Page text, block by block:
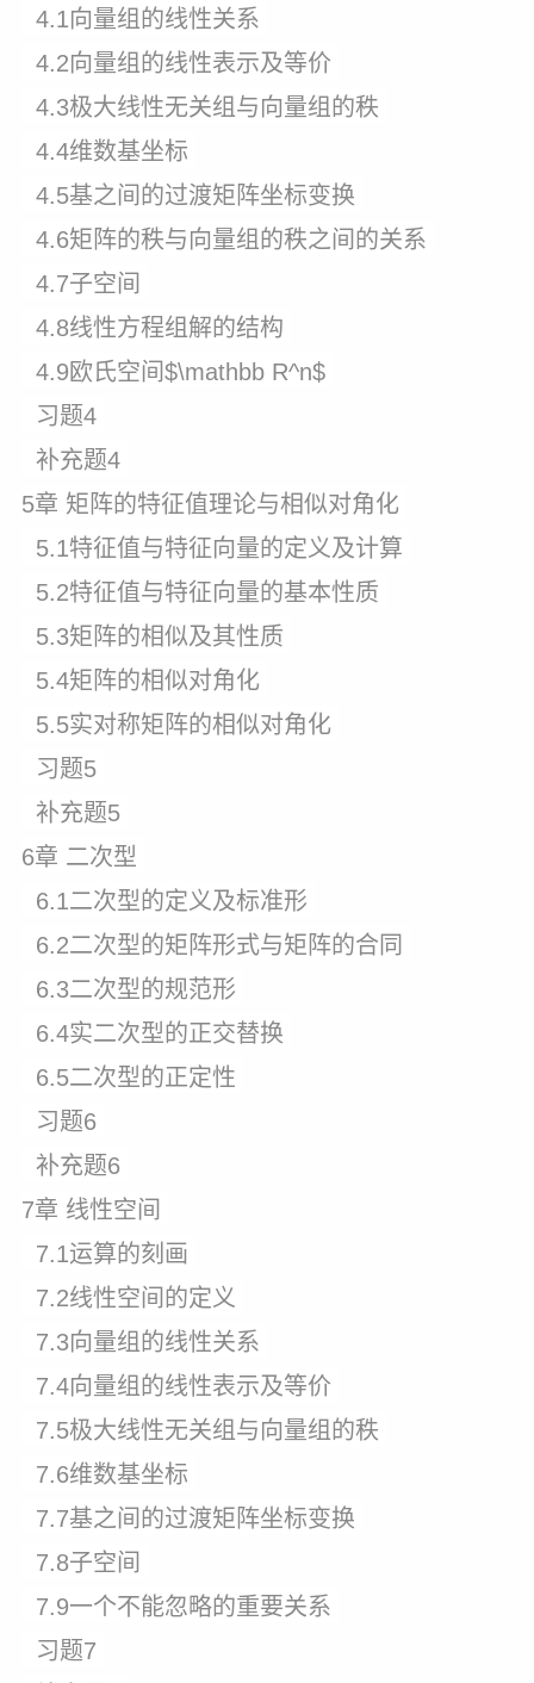
4.1向量组的线性关系
4.2向量组的线性表示及等价
4.3极大线性无关组与向量组的秩
4.4维数基坐标
4.5基之间的过渡矩阵坐标变换
4.6矩阵的秩与向量组的秩之间的关系
4.7子空间
4.8线性方程组解的结构
4.9欧氏空间$\mathbb R^n$
习题4
补充题4
5章 矩阵的特征值理论与相似对角化
5.1特征值与特征向量的定义及计算
5.2特征值与特征向量的基本性质
5.3矩阵的相似及其性质
5.4矩阵的相似对角化
5.5实对称矩阵的相似对角化
习题5
补充题5
6章 二次型
6.1二次型的定义及标准形
6.2二次型的矩阵形式与矩阵的合同
6.3二次型的规范形
6.4实二次型的正交替换
6.5二次型的正定性
习题6
补充题6
7章 线性空间
7.1运算的刻画
7.2线性空间的定义
7.3向量组的线性关系
7.4向量组的线性表示及等价
7.5极大线性无关组与向量组的秩
7.6维数基坐标
7.7基之间的过渡矩阵坐标变换
7.8子空间
7.9一个不能忽略的重要关系
习题7